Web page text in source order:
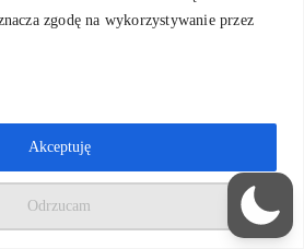
zgodę na wykorzystywanie przez
Odrzucam
Akceptuję
Warsztaty kaligrafii
Polityka prywatności
2020-2026 - Oktopi